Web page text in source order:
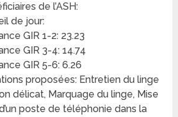
de l’ASH:
de jour:
GIR 1-2: 23.23
GIR 3-4: 14.74
GIR 5-6: 6.26
proposées: Entretien du linge
délicat, Marquage du linge, Mise
poste de téléphonie dans la